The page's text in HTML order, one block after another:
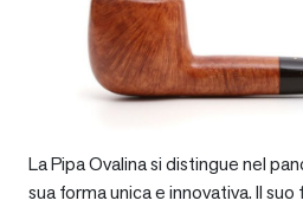
La Pipa Ovalina si distingue nel
sua forma unica e innovativa. Il